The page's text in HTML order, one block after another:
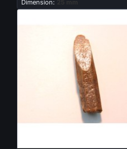
Dimension: 25 mm